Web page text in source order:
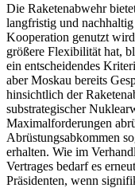
Die Raketenabwehr
langfristig und
Kooperation genutzt
größere Flexibilität hat,
ein entscheidendes
aber Moskau bereits
hinsichtlich der
substrategischer
Maximalforderungen
Abrüstungsabkommen
erhalten. Wie im
Vertrages bedarf es
Präsidenten, wenn